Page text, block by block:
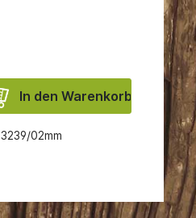
In den Warenkorb
3239/02mm